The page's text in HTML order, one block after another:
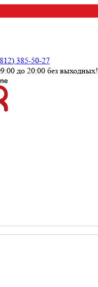
385-50-27
до 20:00 без выходных!